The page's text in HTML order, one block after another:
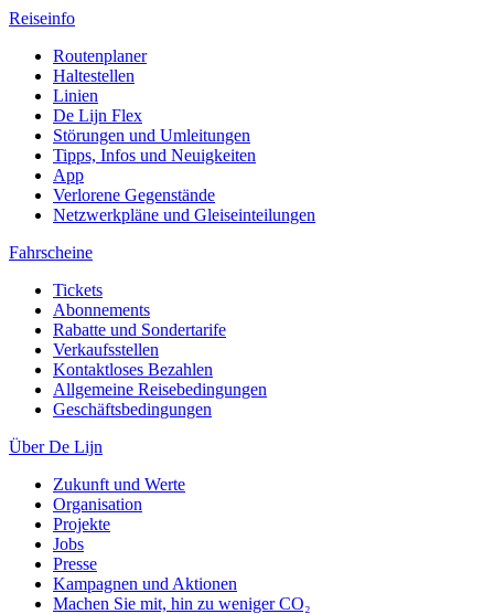
Reiseinfo
Routenplaner
Haltestellen
Linien
De Lijn Flex
Störungen und Umleitungen
Tipps, Infos und Neuigkeiten
App
Verlorene Gegenstände
Netzwerkpläne und Gleiseinteilungen
Fahrscheine
Tickets
Abonnements
Rabatte und Sondertarife
Verkaufsstellen
Kontaktloses Bezahlen
Allgemeine Reisebedingungen
Geschäftsbedingungen
Über De Lijn
Zukunft und Werte
Organisation
Projekte
Jobs
Presse
Kampagnen und Aktionen
Machen Sie mit, hin zu weniger CO₂